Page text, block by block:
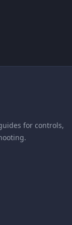
for controls,